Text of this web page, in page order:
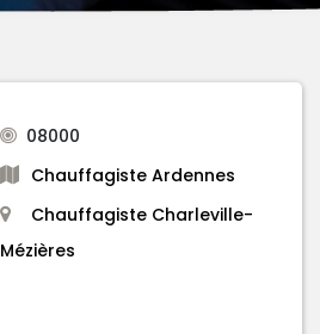
08000
Chauffagiste Ardennes
Chauffagiste Charleville-
Mézières